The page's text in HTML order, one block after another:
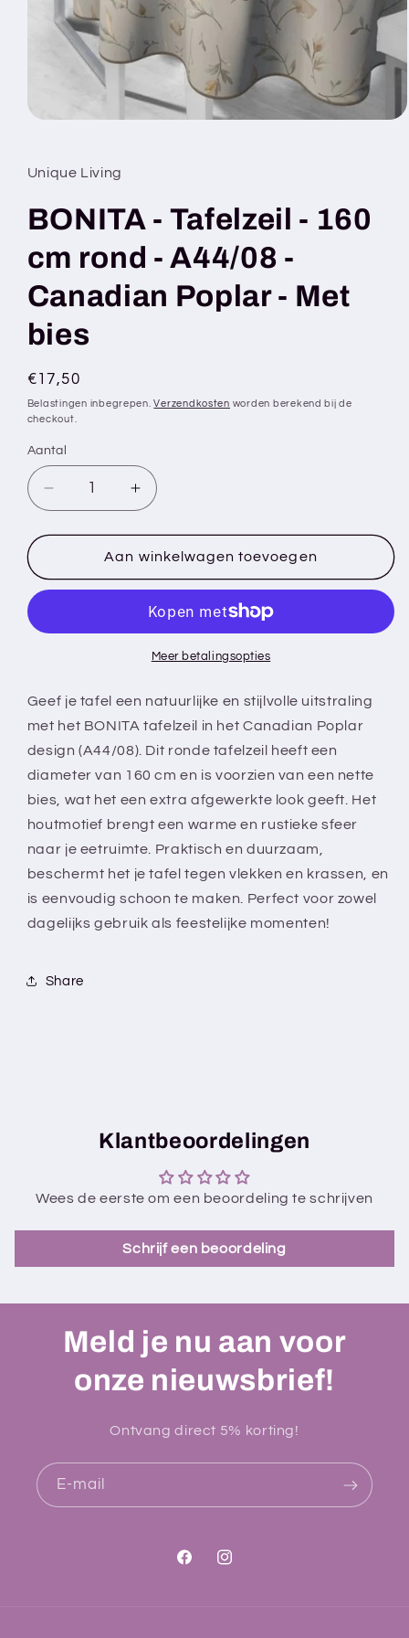
in
modaal
Unique Living
BONITA - Tafelzeil - 160
cm rond - A44/08 -
Canadian Poplar - Met
bies
Normale
prijs
€17,50
Belastingen inbegrepen.Verzendkosten worden berekend bij de
checkout.
Aantal
Aantal
verlagen
voor
BONITA
-
Tafelzeil
160
-
A44/08
Canadian
Poplar
-
Met
Aantal
verhogen
voor
BONITA
-
160
cm
-
A44/08
Canadian
Poplar
-
Met
bies
Aan winkelwagen toevoegen
Meer betalingsopties
Geef je tafel een natuurlijke en stijlvolle uitstraling
met het BONITA tafelzeil in het Canadian Poplar
design (A44/08). Dit ronde tafelzeil heeft een
diameter van 160 cm en is voorzien van een nette
bies, wat het een extra afgewerkte look geeft. Het
houtmotief brengt een warme en rustieke sfeer
naar je eetruimte. Praktisch en duurzaam,
beschermt het je tafel tegen vlekken en krassen, en
is eenvoudig schoon te maken. Perfect voor zowel
dagelijks gebruik als feestelijke momenten!
Share
Klantbeoordelingen
Wees de eerste om een beoordeling te schrijven
Schrijf een beoordeling
Meld je nu aan voor
onze nieuwsbrief!
Ontvang direct 5% korting!
E‑mail
FacebookInstagram